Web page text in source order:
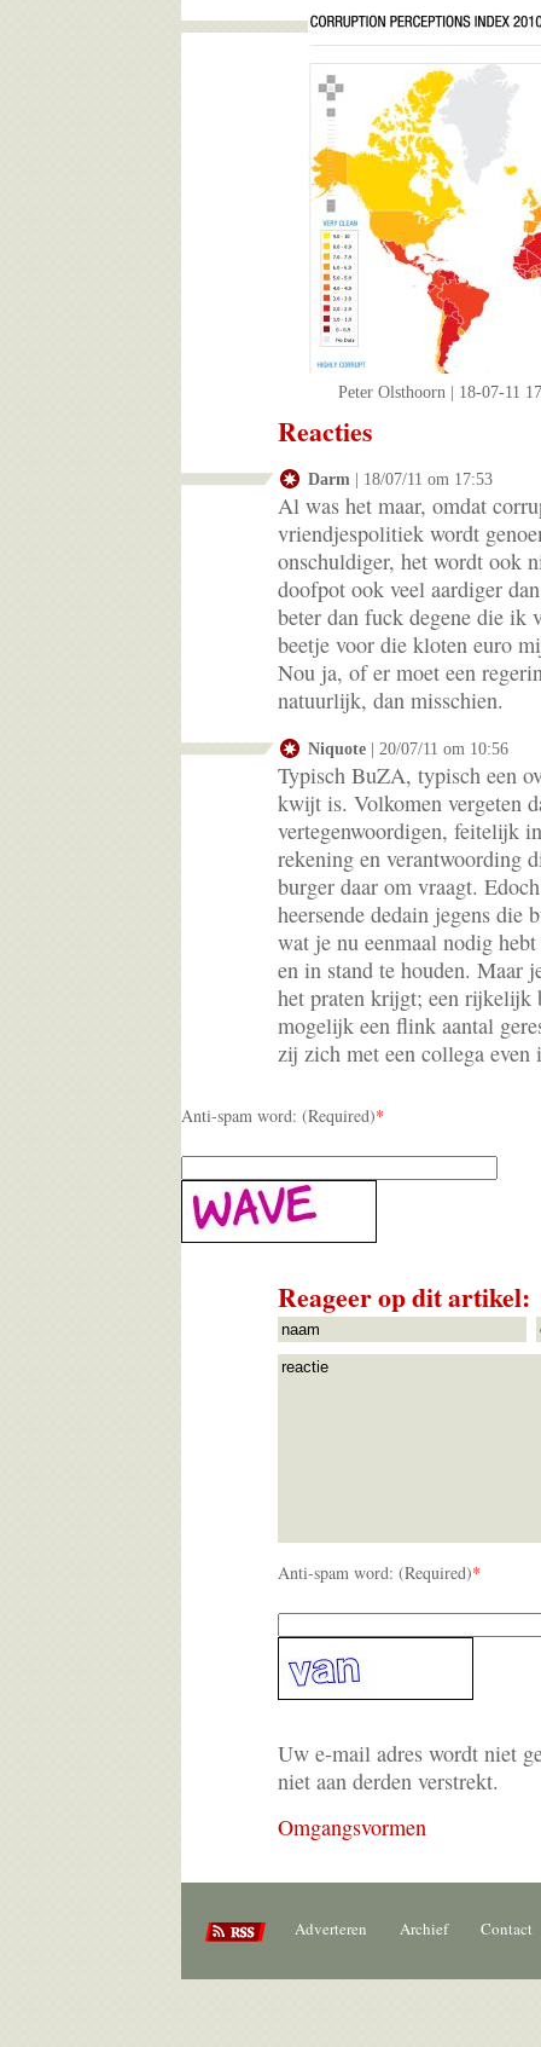
Peter Olsthoorn | 18-07-11
Reacties
Darm | 18/07/11 om 17:53
Al was het maar, omdat
vriendjespolitiek wordt
onschuldiger, het wordt ook
doofpot ook veel aardiger
beter dan fuck degene die ik
beetje voor die kloten euro
Nou ja, of er moet een
natuurlijk, dan misschien.
Niquote | 20/07/11 om 10:56
Typisch BuZA, typisch een
kwijt is. Volkomen vergeten
vertegenwoordigen, feitelijk
rekening en verantwoording
burger daar om vraagt.
heersende dedain jegens die
wat je nu eenmaal nodig
en in stand te houden. Maar
het praten krijgt; een rijkelijk
mogelijk een flink aantal
zij zich met een collega
Anti-spam word: (Required)*
Reageer op dit artikel:
Anti-spam word: (Required)*
Uw e-mail adres wordt niet
niet aan derden verstrekt.
Omgangsvormen
Adverteren Archief Contact